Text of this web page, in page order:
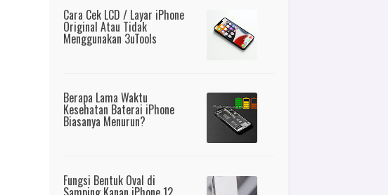
Cara Cek LCD / Layar iPhone
Original Atau Tidak
Menggunakan 3uTools
Berapa Lama Waktu
Kesehatan Baterai iPhone
Biasanya Menurun?
Fungsi Bentuk Oval di